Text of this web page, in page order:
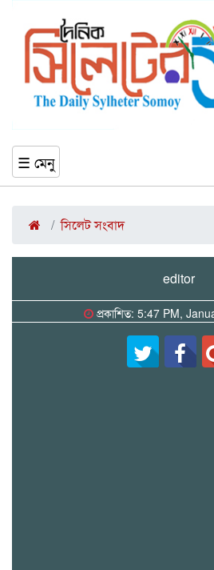
☰ মেনু
সিলেট সংবাদ
editor
প্রকাশিত: 5:47 PM,